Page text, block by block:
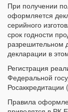
При получении
оформляется
серийного
срок годности
разрешительном
декларации в
Регистрация
Федеральной
Правила